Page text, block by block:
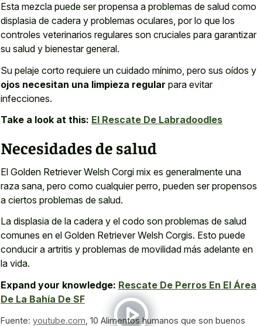
Esta mezcla puede ser propensa a problemas de salud como
displasia de cadera y problemas oculares, por lo que los
controles veterinarios regulares son cruciales para garantizar
su salud y bienestar general.
Su pelaje corto requiere un cuidado mínimo, pero sus oídos y
ojos necesitan una limpieza regular para evitar
infecciones.
Take a look at this: El Rescate De Labradoodles
Necesidades de salud
El Golden Retriever Welsh Corgi mix es generalmente una
raza sana, pero como cualquier perro, pueden ser propensos
a ciertos problemas de salud.
La displasia de la cadera y el codo son problemas de salud
comunes en el Golden Retriever Welsh Corgis. Esto puede
conducir a artritis y problemas de movilidad más adelante en
la vida.
Expand your knowledge: Rescate De Perros En El Área
De La Bahía De SF
Fuente: youtube.com 10 Alimentos humanos que son buenos